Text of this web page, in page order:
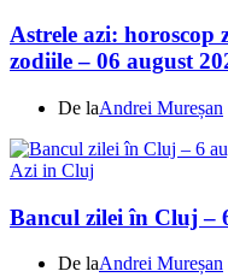
Astrele azi: horoscop
zodiile – 06 august
De laAndrei Mureșan
Azi in Cluj
Bancul zilei în Cluj –
De laAndrei Mureșan